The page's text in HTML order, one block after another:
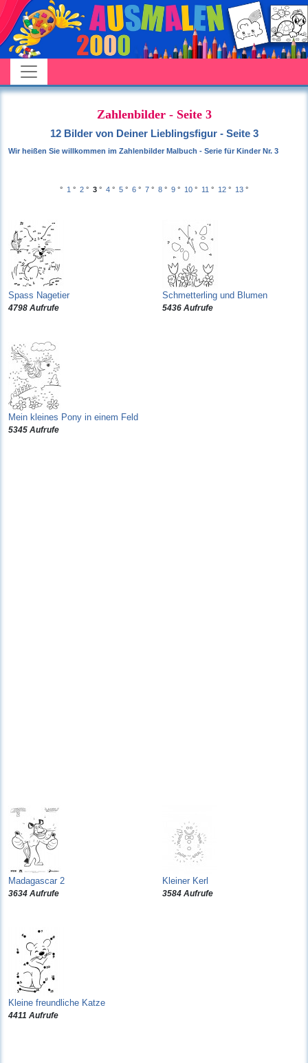
Zahlenbilder - Seite 3
12 Bilder von Deiner Lieblingsfigur - Seite 3
Wir heißen Sie willkommen im Zahlenbilder Malbuch - Serie für Kinder Nr. 3
° 1 ° 2 ° 3 ° 4 ° 5 ° 6 ° 7 ° 8 ° 9 ° 10 ° 11 ° 12 ° 13 °
Spass Nagetier
4798 Aufrufe
Schmetterling und Blumen
5436 Aufrufe
Mein kleines Pony in einem Feld
5345 Aufrufe
Madagascar 2
3634 Aufrufe
Kleiner Kerl
3584 Aufrufe
Kleine freundliche Katze
4411 Aufrufe